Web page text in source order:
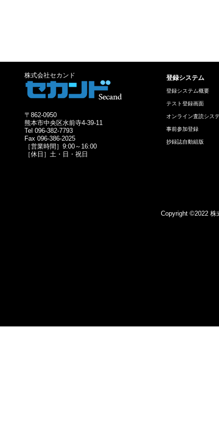
株式会社セカンド
〒862-0950
熊本市中央区水前寺4-39-11
Tel 096-382-7793
Fax 096-386-2025
［営業時間］9:00～16:00
［休日］土・日・祝日
登録システム
登録システム概要
テスト登録画面
オンライン査読シス
事前参加登録
抄録誌自動組版
Copyright ©2022 株